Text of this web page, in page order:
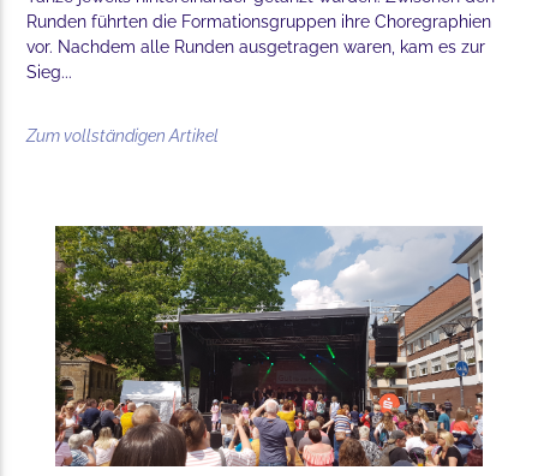
Runden führten die Formationsgruppen ihre Choregraphien
vor. Nachdem alle Runden ausgetragen waren, kam es zur
Sieg...
Zum vollständigen Artikel